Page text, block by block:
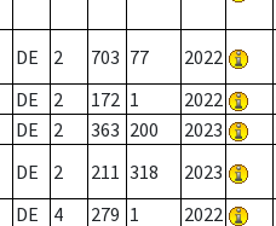
DE 2 703 77 2022
DE 2 172 1 2022
DE 2 363 200 2023
DE 2 211 318 2023
DE 4 279 1 2022